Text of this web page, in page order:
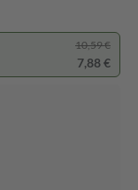
10,59 €
7,88 €